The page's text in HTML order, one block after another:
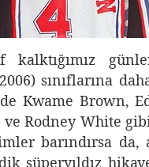
kalktığımız
sınıflarına
Kwame Brown,
ve Rodney White
barındırsa da,
süperyıldız